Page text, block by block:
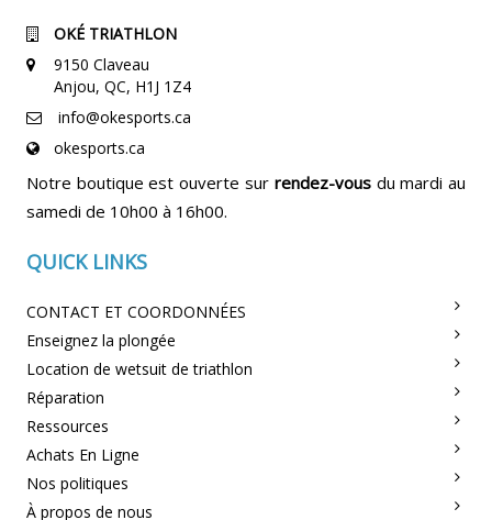
OKÉ TRIATHLON
9150 Claveau
Anjou, QC, H1J 1Z4
info@okesports.ca
okesports.ca
Notre boutique est ouverte sur rendez-vousdu mardi au
samedi de 10h00 à 16h00.
QUICK LINKS
CONTACT ET COORDONNÉES
Enseignez la plongée
Location de wetsuit de triathlon
Réparation
Ressources
Achats En Ligne
Nos politiques
À propos de nous